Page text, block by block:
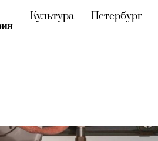
(current)
Культура(current)
Петербург